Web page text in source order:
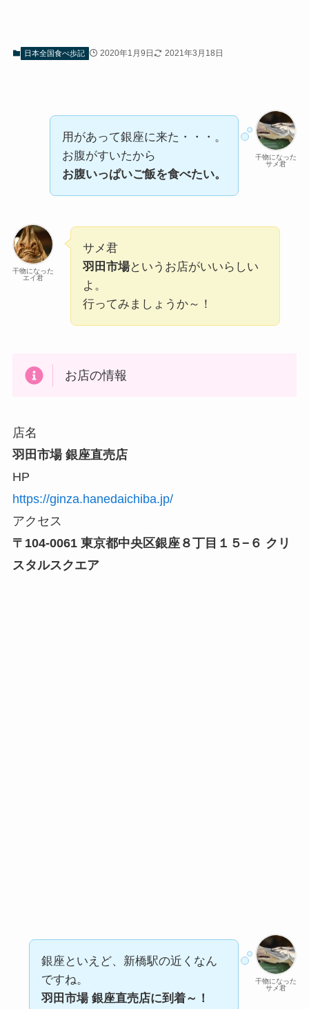
日本全国食べ歩記 2020年1月9日 2021年3月18日
干物になった
サメ君
用があって銀座に来た・・・。
お腹がすいたから
お腹いっぱいご飯を食べたい。
干物になった
エイ君
サメ君
羽田市場というお店がいいらしい
よ。
行ってみましょうか～！
お店の情報
店名
羽田市場 銀座直売店
HP
https://ginza.hanedaichiba.jp/
アクセス
〒104-0061 東京都中央区銀座８丁目１５−６ クリ
スタルスクエア
干物になった
サメ君
銀座といえど、新橋駅の近くなん
ですね。
羽田市場 銀座直売店に到着～！